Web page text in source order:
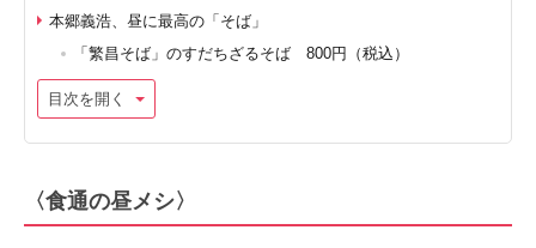
本郷義浩、昼に最高の「そば」
「繁昌そば」のすだちざるそば 800円（税込）
目次を開く
〈食通の昼メシ〉